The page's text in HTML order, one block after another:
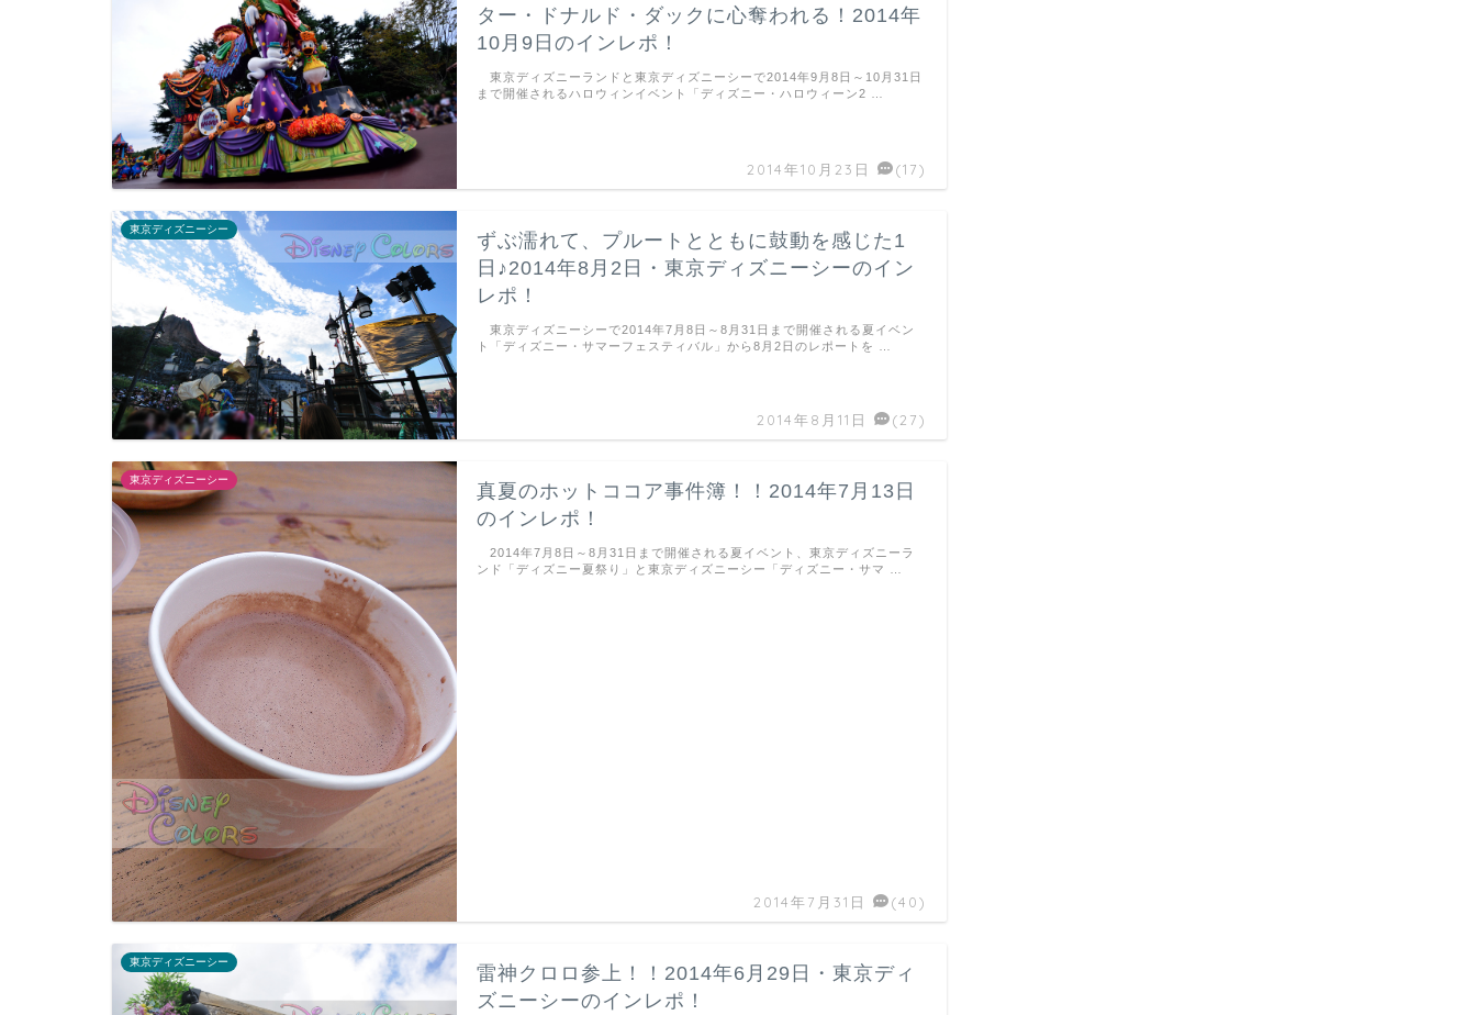
ター・ドナルド・ダックに心奪われる！2014年
10月9日のインレポ！
2014年10月23日 (17)
東京ディズニーランドと東京ディズニーシーで2014年9月8日～10月31日
まで開催されるハロウィンイベント「ディズニー・ハロウィーン2 …
東京ディズニーシー
ずぶ濡れて、プルートとともに鼓動を感じた1
日♪2014年8月2日・東京ディズニーシーのイン
レポ！
2014年8月11日 (27)
東京ディズニーシーで2014年7月8日～8月31日まで開催される夏イベン
ト「ディズニー・サマーフェスティバル」から8月2日のレポートを …
東京ディズニーシー
真夏のホットココア事件簿！！2014年7月13日
のインレポ！
2014年7月31日 (40)
2014年7月8日～8月31日まで開催される夏イベント、東京ディズニーラ
ンド「ディズニー夏祭り」と東京ディズニーシー「ディズニー・サマ …
東京ディズニーシー
雷神クロロ参上！！2014年6月29日・東京ディ
ズニーシーのインレポ！